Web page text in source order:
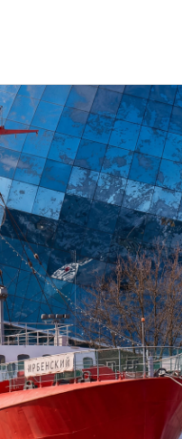
- 31.08.2026
ВСТРЕЧИ И
лекторий
|